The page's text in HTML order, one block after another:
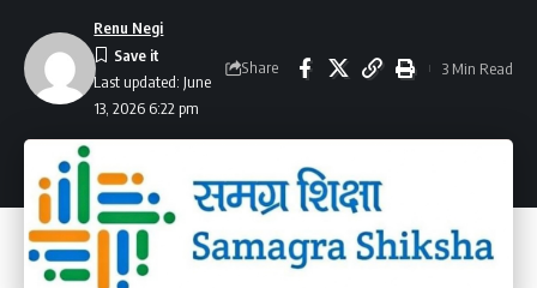
Last updated: June
13, 2026 6:22 pm
Renu Negi
Share 3 Min Read